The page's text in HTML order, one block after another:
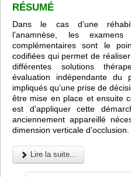
RÉSUMÉ
Dans le cas d’une
l’anamnèse, les
complémentaires sont le
codifiées qui permet de
différentes solutions
évaluation indépendante
impliqués qu’une prise de
être mise en place et ensuite
est d’appliquer cette
anciennement appareillé
dimension verticale d’occlusion.
Lire la suite...